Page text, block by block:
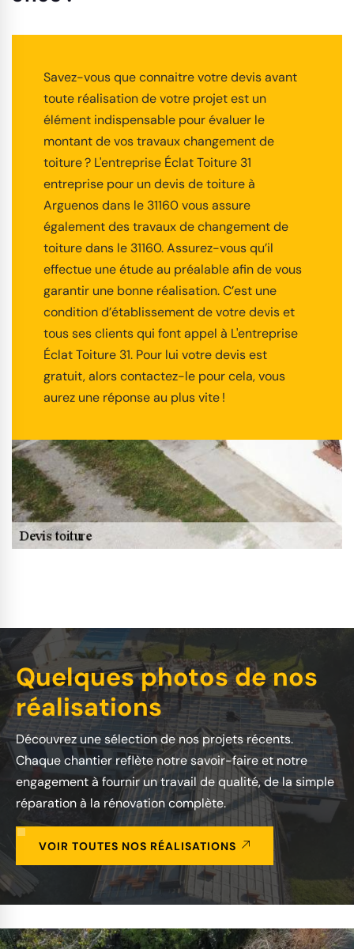
Savez-vous que connaitre votre devis avant
toute réalisation de votre projet est un
élément indispensable pour évaluer le
montant de vos travaux changement de
toiture ? L'entreprise Éclat Toiture 31
entreprise pour un devis de toiture à
Arguenos dans le 31160 vous assure
également des travaux de changement de
toiture dans le 31160. Assurez-vous qu’il
effectue une étude au préalable afin de vous
garantir une bonne réalisation. C’est une
condition d’établissement de votre devis et
tous ses clients qui font appel à L'entreprise
Éclat Toiture 31. Pour lui votre devis est
gratuit, alors contactez-le pour cela, vous
aurez une réponse au plus vite !
Quelques photos de nos
réalisations
Découvrez une sélection de nos projets récents.
Chaque chantier reflète notre savoir-faire et notre
engagement à fournir un travail de qualité, de la simple
réparation à la rénovation complète.
VOIR TOUTES NOS RÉALISATIONS